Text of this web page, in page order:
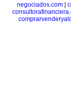
negociados.com